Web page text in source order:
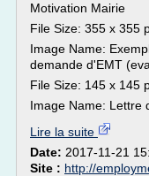
Motivation Mairie
File Size: 355 x 355
Image Name:
demande d'EMT
File Size: 145 x 145
Image Name: Lettre
Lire la suite
Date: 2017-11-21
Site : http://